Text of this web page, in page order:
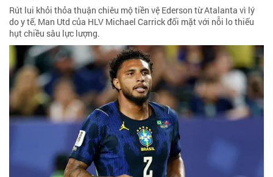
Rút lui khỏi thỏa thuận chiêu mộ tiền vệ Ederson từ Atalanta vì lý
do y tế, Man Utd của HLV Michael Carrick đối mặt với nỗi lo thiếu
hụt chiều sâu lực lượng.